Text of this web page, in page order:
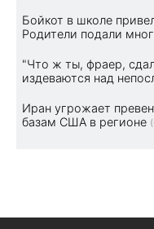
Бойкот в школе
Родители подали
"Что ж ты, фраер,
издеваются над
Иран угрожает
базам США в регионе